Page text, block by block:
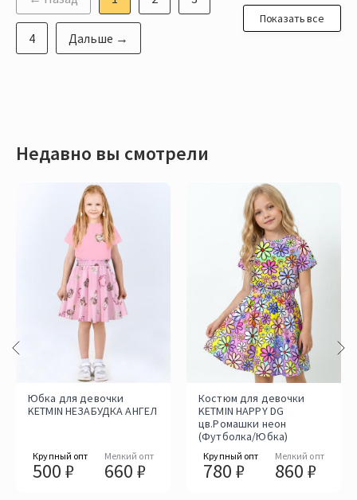
4 Дальше →
Показать все
Недавно вы смотрели
Юбка для девочки
KETMIN НЕЗАБУДКА АНГЕЛ
Крупный опт
500 ₽
Мелкий опт
660 ₽
Костюм для девочки
KETMIN HAPPY DG
цв.Ромашки неон
(Футболка/Юбка)
Крупный опт
780 ₽
Мелкий опт
860 ₽